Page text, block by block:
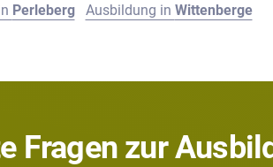
Perleberg Ausbildung in Wittenberge
Fragen zur